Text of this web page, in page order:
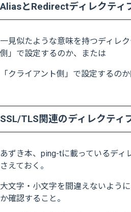
AliasとRedirectディレクティ
一見似たような意味を持つディレ
側」で設定するのか、または
「クライアント側」で設定するの
SSL/TLS関連のディレクティ
あずき本、ping-tに載っているディ
さえておく。
大文字・小文字を間違えないよう
か確認すること。